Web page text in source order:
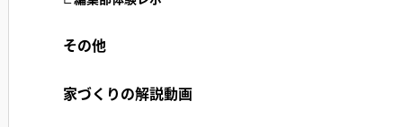
その他
家づくりの解説動画